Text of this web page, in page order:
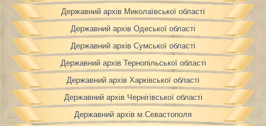
Державний архів Миколаївської області
Державний архів Одеської області
Державний архів Сумської області
Державний архів Тернопільської області
Державний архів Харківської області
Державний архів Чернігівської області
Державний архів м.Севастополя